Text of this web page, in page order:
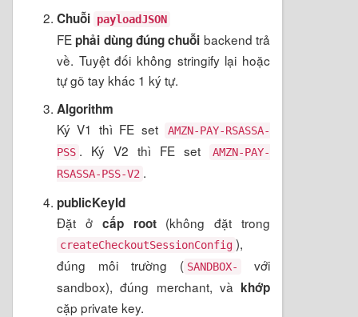
Chuỗi payloadJSON
FE phải dùng đúng chuỗi backend trả
về. Tuyệt đối không stringify lại hoặc
tự gõ tay khác 1 ký tự.
Algorithm
Ký V1 thì FE set
AMZN-PAY-RSASSA-
PSS . Ký V2 thì FE set
AMZN-PAY-
RSASSA-PSS-V2 .
publicKeyId
Đặt ở cấp root(không đặt trong
createCheckoutSessionConfig ),
đúng môi trường ( SANDBOX-
với
sandbox), đúng merchant, và khớp
cặp private key.